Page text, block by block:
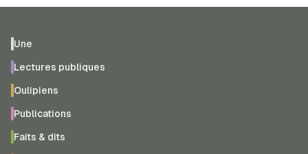
Une
Lectures publiques
Oulipiens
Publications
Faits & dits